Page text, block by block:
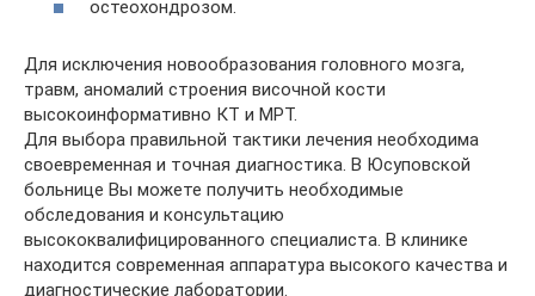
остеохондрозом.
Для исключения новообразования головного мозга,
травм, аномалий строения височной кости
высокоинформативно КТ и МРТ.
Для выбора правильной тактики лечения необходима
своевременная и точная диагностика. В Юсуповской
больнице Вы можете получить необходимые
обследования и консультацию
высококвалифицированного специалиста. В клинике
находится современная аппаратура высокого качества и
диагностические лаборатории.